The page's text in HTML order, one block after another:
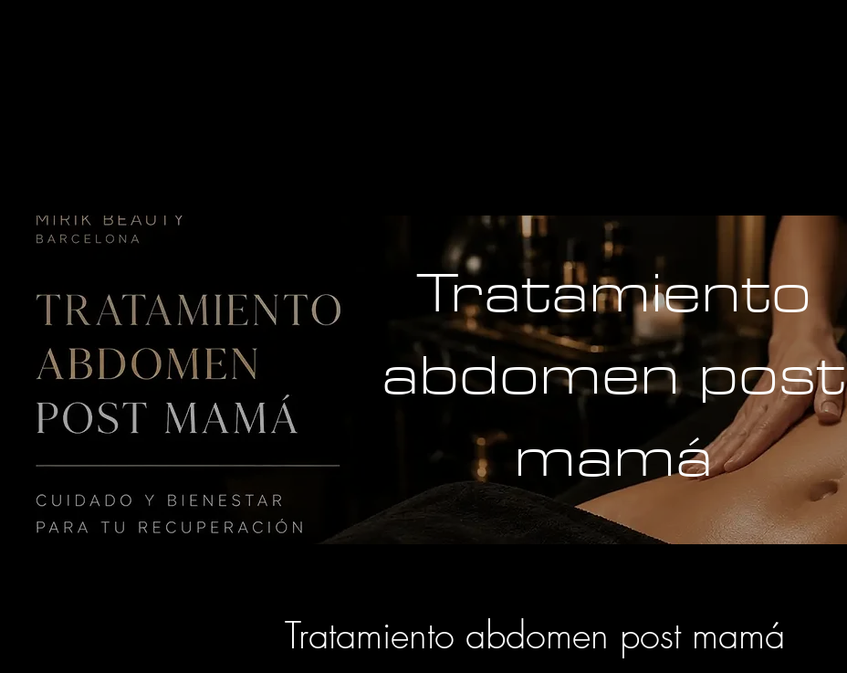
Tratamiento
abdomen post
mamá
Tratamiento abdomen post mamá